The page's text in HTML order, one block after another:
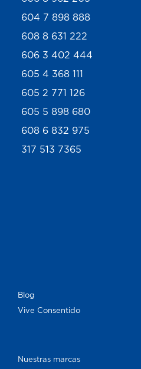
604 7 898 888
608 8 631 222
606 3 402 444
605 4 368 111
605 2 771 126
605 5 898 680
608 6 832 975
317 513 7365
Blog
Vive Consentido
Nuestras marcas